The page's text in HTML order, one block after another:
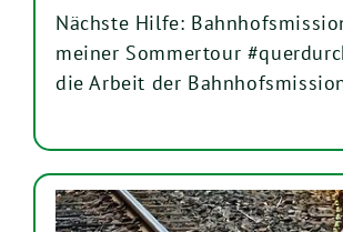
Nächste Hilfe:
meiner Sommertour
die Arbeit der